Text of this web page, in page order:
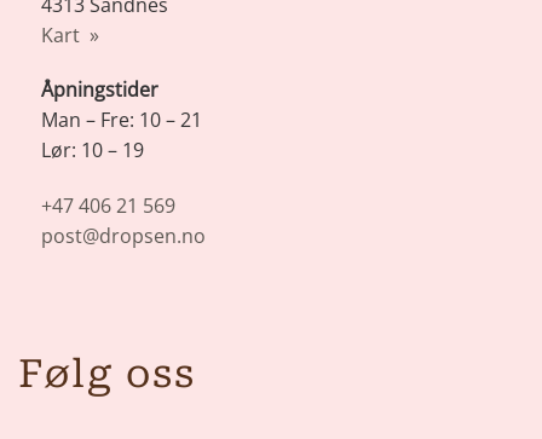
Kart »
Åpningstider
Man – Fre: 10 – 21
Lør: 10 – 19
+47 406 21 569
post@dropsen.no
Følg oss